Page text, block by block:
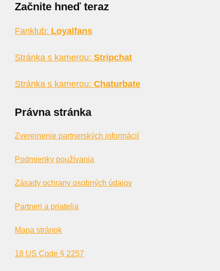
Začnite hneď teraz
Fanklub: Loyalfans
Stránka s kamerou: Stripchat
Stránka s kamerou: Chaturbate
Právna stránka
Zverejnenie partnerských informácií
Podmienky používania
Zásady ochrany osobných údajov
Partneri a priatelia
Mapa stránok
18 US Code § 2257